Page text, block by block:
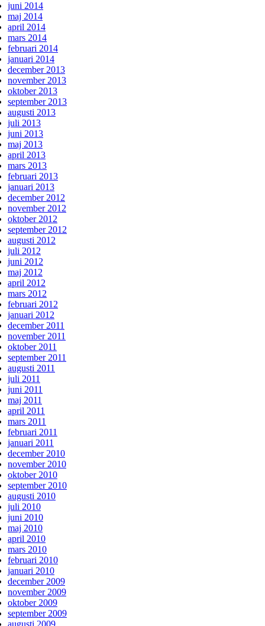
juni 2014
maj 2014
april 2014
mars 2014
februari 2014
januari 2014
december 2013
november 2013
oktober 2013
september 2013
augusti 2013
juli 2013
juni 2013
maj 2013
april 2013
mars 2013
februari 2013
januari 2013
december 2012
november 2012
oktober 2012
september 2012
augusti 2012
juli 2012
juni 2012
maj 2012
april 2012
mars 2012
februari 2012
januari 2012
december 2011
november 2011
oktober 2011
september 2011
augusti 2011
juli 2011
juni 2011
maj 2011
april 2011
mars 2011
februari 2011
januari 2011
december 2010
november 2010
oktober 2010
september 2010
augusti 2010
juli 2010
juni 2010
maj 2010
april 2010
mars 2010
februari 2010
januari 2010
december 2009
november 2009
oktober 2009
september 2009
augusti 2009